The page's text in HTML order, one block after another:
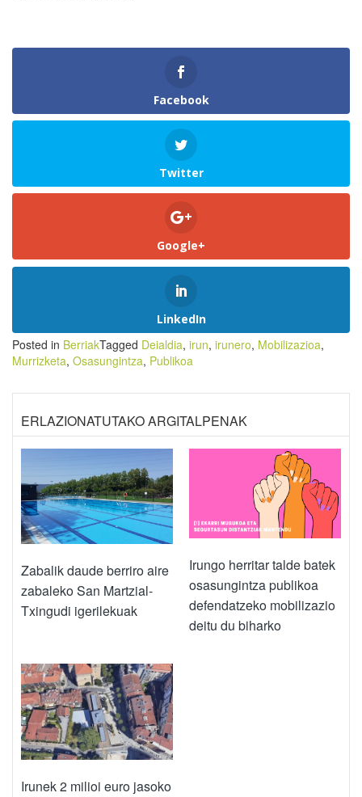
Facebook
Twitter
Google+
LinkedIn
Posted in BerriakTagged Deialdia, irun, irunero, Mobilizazioa,
Murrizketa, Osasungintza, Publikoa
ERLAZIONATUTAKO ARGITALPENAK
Zabalik daude berriro aire
zabaleko San Martzial-
Txingudi igerilekuak
Irungo herritar talde batek
osasungintza publikoa
defendatzeko mobilizazio
deitu du biharko
Irunek 2 milioi euro jasoko